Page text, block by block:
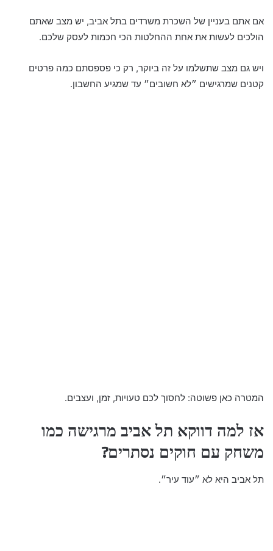
אם אתם בעניין של השכרת משרדים בתל אביב, יש מצב שאתם
הולכים לעשות את אחת ההחלטות הכי חכמות לעסק שלכם.
ויש גם מצב שתשלמו על זה ביוקר, רק כי פספסתם כמה פרטים
קטנים שמרגישים ״לא חשובים״ עד שמגיע החשבון.
המטרה כאן פשוטה: לחסוך לכם טעויות, זמן, ועצבים.
אז למה דווקא תל אביב מרגישה כמו
משחק עם חוקים נסתרים?
תל אביב היא לא ״עוד עיר״.